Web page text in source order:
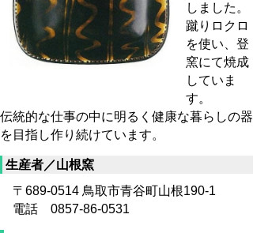
しました。
蹴りロクロ
を使い、登
窯にて焼成
していま
す。
伝統的な仕事の中に明るく健康な暮らしの器
を目指し作り続けています。
生産者／山根窯
〒689-0514 鳥取市青谷町山根190-1
電話 0857-86-0531